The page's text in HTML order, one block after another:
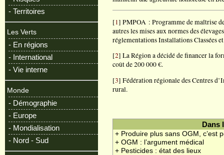
- Territoires
Les Verts
- En régions
- International
- Vie interne
Monde
- Démographie
- Europe
- Mondialisation
- Nord - Sud
[1] PMPOA : Programme de maîtrise
autres les mises aux normes des
réglementations Installations Classées
[2] La Région a décidé de financer la
coût de 200 000 €.
[3] Fédération régionale des Centres
rural.
Dans
+ Produire plus sans OGM, c’est
+ OGM : l’argument médical
+ Pesticides : état des lieux